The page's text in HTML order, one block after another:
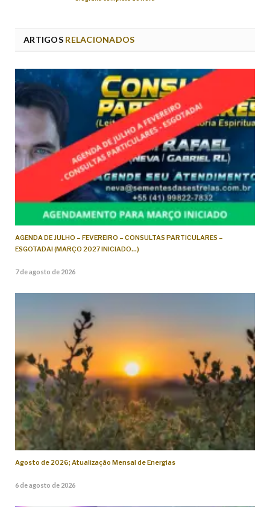
ARTIGOSRELACIONADOS
AGENDA DE JULHO – FEVEREIRO – CONSULTAS PARTICULARES –
ESGOTADA! (MARÇO 2027 INICIADO…)
7 de agosto de 2026
Agosto de 2026; Atualização Mensal de Energias
6 de agosto de 2026